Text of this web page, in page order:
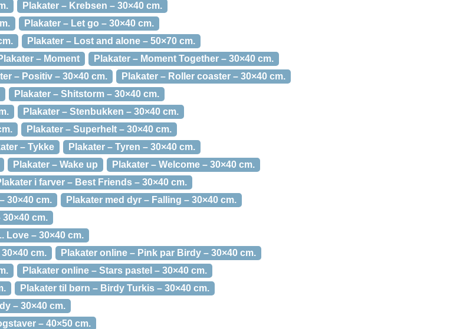
Plakater – Krebsen – 30×40 cm.
Plakater – Let go – 30×40 cm.
Plakater – Lost and alone – 50×70 cm.
– Moment
Plakater – Moment Together – 30×40 cm.
– Positiv – 30×40 cm.
Plakater – Roller coaster – 30×40 cm.
Plakater – Shitstorm – 30×40 cm.
Plakater – Stenbukken – 30×40 cm.
Plakater – Superhelt – 30×40 cm.
– Tykke
Plakater – Tyren – 30×40 cm.
Plakater – Wake up
Plakater – Welcome – 30×40 cm.
i farver – Best Friends – 30×40 cm.
30×40 cm.
Plakater med dyr – Falling – 30×40 cm.
cm.
Love – 30×40 cm.
cm.
Plakater online – Pink par Birdy – 30×40 cm.
Plakater online – Stars pastel – 30×40 cm.
Plakater til børn – Birdy Turkis – 30×40 cm.
– 30×40 cm.
– 40×50 cm.